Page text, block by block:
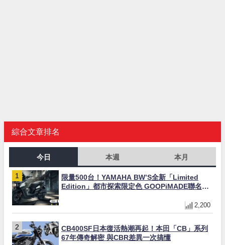
綜合文章排名
今日 本週 本月
限量500台！YAMAHA BW’S全新「Limited
Edition」都市探索限定色 GOOPiMADE聯名包
2,200
CB400SF日本復活熱潮再起！本田「CB」系列
67年傳奇解密 與CBR差異一次搞懂